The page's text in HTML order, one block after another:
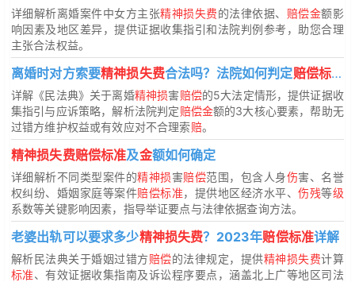
详细解析离婚案件中女方主张精神损失费的法律依据、 赔偿金额影
响因素及地区差异，提供证据收集指引和法院判例参考，助您合理
主张合法权益。
离婚时对方索要精神损失费合法吗？法院如何判定赔偿标准
详解《民法典》关于离婚精神损害赔偿的5大法定情形，提供证据收
集指引与应诉策略，解析法院判定赔偿金额的3大核心要素，帮助无
过错方维护权益或有效应对不合理索赔。
精神损失费赔偿标准及金额如何确定
详细解析不同类型案件的精神损害赔偿范围，包含人身伤害、名誉
权纠纷、婚姻家庭等案件赔偿标准，提供地区经济水平、伤残等级
系数等关键影响因素，指导举证要点与法律依据查询方法。
老婆出轨可以要求多少精神损失费？2023年赔偿标准详解
解析民法典关于婚姻过错方赔偿的法律规定，提供精神损失费计算
标准、有效证据收集指南及诉讼程序要点，涵盖北上广等地区司法